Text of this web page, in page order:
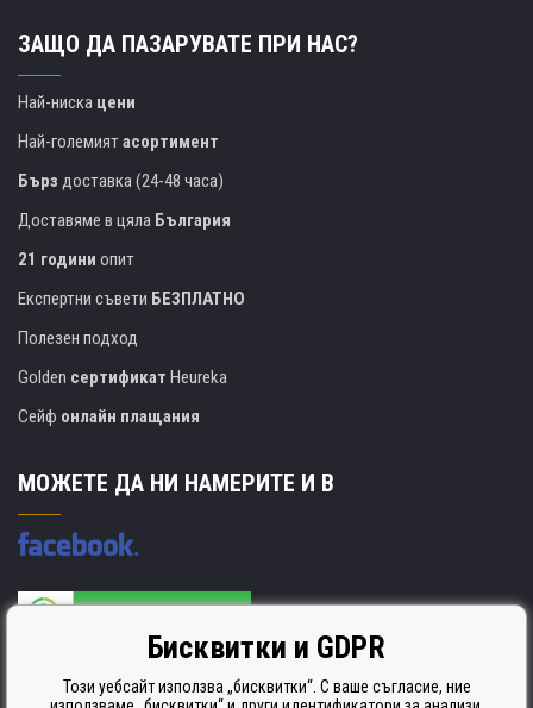
ЗАЩО ДА ПАЗАРУВАТЕ ПРИ НАС?
Най-ниска цени
Най-големиятасортимент
Бърз доставка (24-48 часа)
Доставяме в цяла България
21 години опит
Експертни съвети БЕЗПЛАТНО
Полезен подход
Golden сертификат Heureka
Сейф онлайн плащания
МОЖЕТЕ ДА НИ НАМЕРИТЕ И В
Производителят на касети е сертифициран
ISO 9001. ISO 14001 и STMC.
Бисквитки и GDPR
Този уебсайт използва „бисквитки“. С ваше съгласие, ние